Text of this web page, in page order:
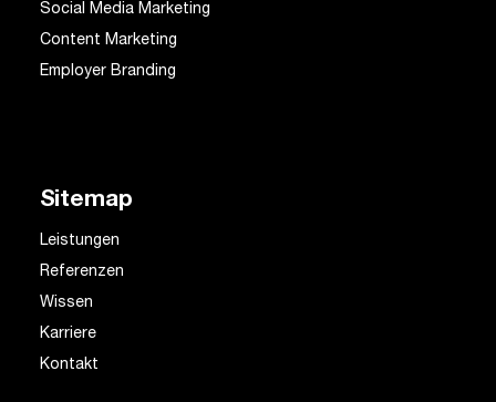
Social Media Marketing
Content Marketing
Employer Branding
Sitemap
Leistungen
Referenzen
Wissen
Karriere
Kontakt